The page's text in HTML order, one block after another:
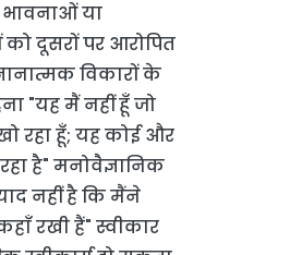
या
को दूसरों पर आरोपित
विकारों के
"यह मैं नहीं हूँ जो
रहा हूँ; यह कोई और
है" मनोवैज्ञानिक
नहीं है कि मैंने
रखी हैं" स्वीकार